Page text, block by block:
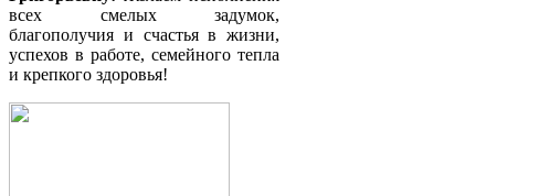
всех смелых задумок,
благополучия и счастья в жизни,
успехов в работе, семейного тепла
и крепкого здоровья!